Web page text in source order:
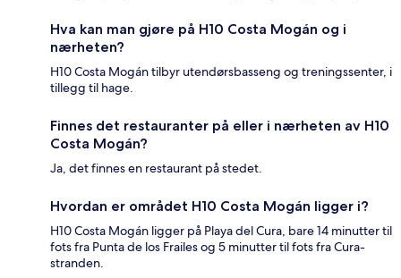
Hva kan man gjøre på H10 Costa Mogán og i
nærheten?
H10 Costa Mogán tilbyr utendørsbasseng og treningssenter, i
tillegg til hage.
Finnes det restauranter på eller i nærheten av H10
Costa Mogán?
Ja, det finnes en restaurant på stedet.
Hvordan er området H10 Costa Mogán ligger i?
H10 Costa Mogán ligger på Playa del Cura, bare 14 minutter til
fots fra Punta de los Frailes og 5 minutter til fots fra Cura-
stranden.